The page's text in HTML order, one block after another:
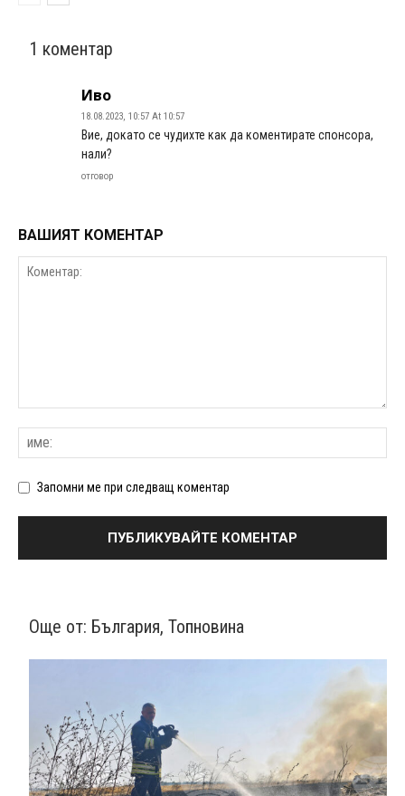
1 коментар
Иво
18.08.2023, 10:57 At 10:57
Вие, докато се чудихте как да коментирате спонсора,
нали?
отговор
ВАШИЯТ КОМЕНТАР
Запомни ме при следващ коментар
Още от: България, Топновина